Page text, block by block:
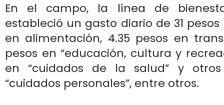
En el campo, la línea de
estableció un gasto diario de 31
en alimentación, 4.35 pesos en
pesos en “educación, cultura y
en “cuidados de la salud” y
“cuidados personales”, entre otros.